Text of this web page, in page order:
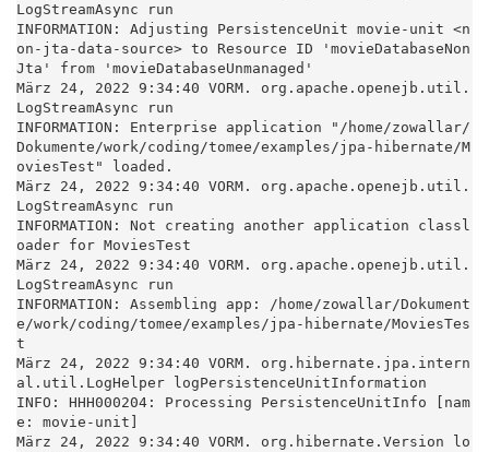
LogStreamAsync run
INFORMATION: Adjusting PersistenceUnit movie-unit <n
on-jta-data-source> to Resource ID 'movieDatabaseNon
Jta' from 'movieDatabaseUnmanaged'
März 24, 2022 9:34:40 VORM. org.apache.openejb.util.
LogStreamAsync run
INFORMATION: Enterprise application "/home/zowallar/
Dokumente/work/coding/tomee/examples/jpa-hibernate/M
oviesTest" loaded.
März 24, 2022 9:34:40 VORM. org.apache.openejb.util.
LogStreamAsync run
INFORMATION: Not creating another application classl
oader for MoviesTest
März 24, 2022 9:34:40 VORM. org.apache.openejb.util.
LogStreamAsync run
INFORMATION: Assembling app: /home/zowallar/Dokument
e/work/coding/tomee/examples/jpa-hibernate/MoviesTes
t
März 24, 2022 9:34:40 VORM. org.hibernate.jpa.intern
al.util.LogHelper logPersistenceUnitInformation
INFO: HHH000204: Processing PersistenceUnitInfo [nam
e: movie-unit]
März 24, 2022 9:34:40 VORM. org.hibernate.Version lo